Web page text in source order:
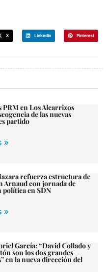
X LinkedIn Pinterest
en Los Alcarrizos
de las nuevas
partido
»
refuerza estructura de
Arnaud con jornada de
en SDN
»
García: “David Collado y
son los dos grandes
en la nueva dirección del